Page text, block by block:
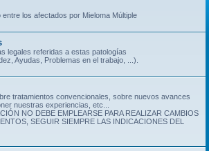
los afectados por Mieloma Múltiple
legales referidas a estas patologías
Ayudas, Problemas en el trabajo, ...).
tratamientos convencionales, sobre nuevos avances
nuestras experiencias, etc...
NO DEBE EMPLEARSE PARA REALIZAR CAMBIOS
SEGUIR SIEMPRE LAS INDICACIONES DEL